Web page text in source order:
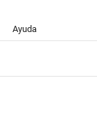
Ayuda